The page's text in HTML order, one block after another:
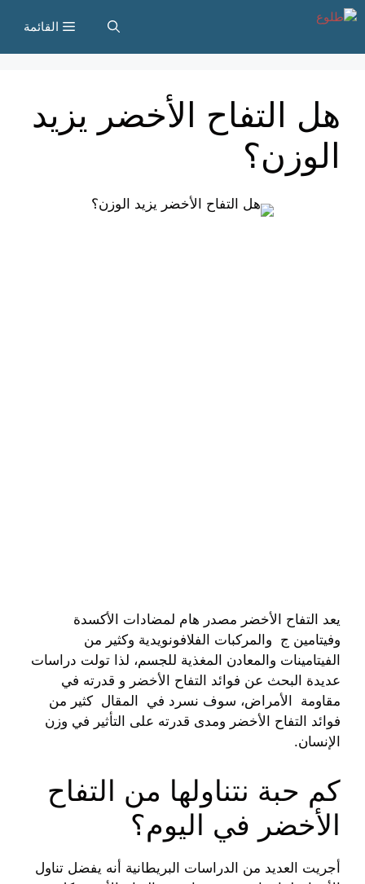
انتقل
المحتوى
القائمة
هل التفاح الأخضر يزيد
الوزن؟
يعد التفاح الأخضر مصدر هام لمضادات الأكسدة
وفيتامين ج والمركبات الفلافونويدية وكثير من
الفيتامينات والمعادن المغذية للجسم، لذا تولت دراسات
عديدة البحث عن فوائد التفاح الأخضر و قدرته في
مقاومة الأمراض، سوف نسرد في المقال كثير من
فوائد التفاح الأخضر ومدى قدرته على التأثير في وزن
الإنسان.
كم حبة نتناولها من التفاح
الأخضر في اليوم؟
أجريت العديد من الدراسات البريطانية أنه يفضل تناول